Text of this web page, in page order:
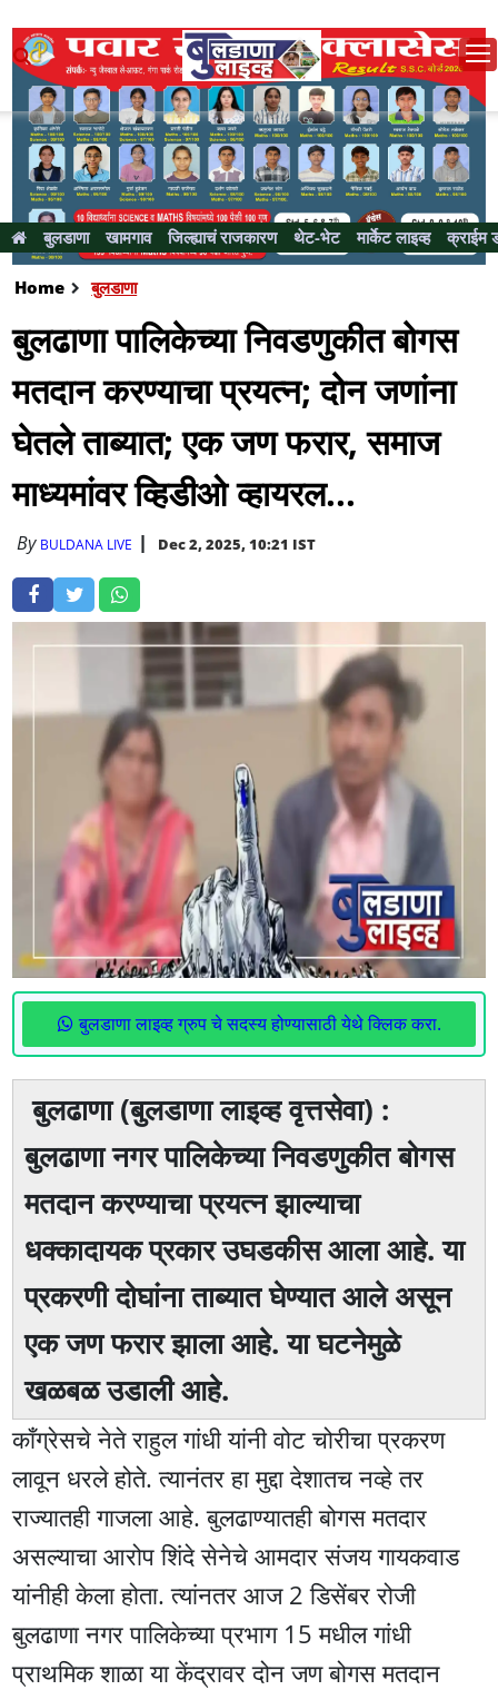
बुलडाणा खामगाव जिल्ह्याचं राजकारण थेट-भेट मार्केट लाइव्ह क्राईम
Home बुलडाणा
बुलढाणा पालिकेच्या निवडणुकीत बोगस
मतदान करण्याचा प्रयत्न; दोन जणांना
घेतले ताब्यात; एक जण फरार, समाज
माध्यमांवर व्हिडीओ व्हायरल...
By BULDANA LIVE Dec 2, 2025, 10:21 IST
बुलडाणा लाइव्ह ग्रुप चे सदस्य होण्यासाठी येथे क्लिक करा.
बुलढाणा (बुलडाणा लाइव्ह वृत्तसेवा) :
बुलढाणा नगर पालिकेच्या निवडणुकीत बोगस
मतदान करण्याचा प्रयत्न झाल्याचा
धक्कादायक प्रकार उघडकीस आला आहे. या
प्रकरणी दोघांना ताब्यात घेण्यात आले असून
एक जण फरार झाला आहे. या घटनेमुळे
खळबळ उडाली आहे.
काँग्रेसचे नेते राहुल गांधी यांनी वोट चोरीचा प्रकरण
लावून धरले होते. त्यानंतर हा मुद्दा देशातच नव्हे तर
राज्यातही गाजला आहे. बुलढाण्यातही बोगस मतदार
असल्याचा आरोप शिंदे सेनेचे आमदार संजय गायकवाड
यांनीही केला होता. त्यांनतर आज 2 डिसेंबर रोजी
बुलढाणा नगर पालिकेच्या प्रभाग 15 मधील गांधी
प्राथमिक शाळा या केंद्रावर दोन जण बोगस मतदान